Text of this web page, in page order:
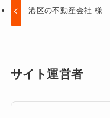
港区の不動産会社 様
サイト運営者